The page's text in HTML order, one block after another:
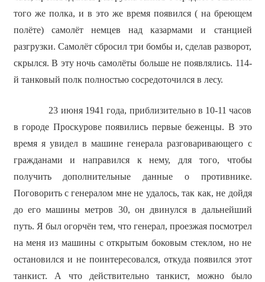
того же полка, и в это же время появился ( на бреющем
полёте) самолёт немцев над казармами и станцией
разгрузки. Самолёт сбросил три бомбы и, сделав разворот,
скрылся. В эту ночь самолёты больше не появлялись. 114-
й танковый полк полностью сосредоточился в лесу.
23 июня 1941 года, приблизительно в 10-11 часов
в городе Проскурове появились первые беженцы. В это
время я увидел в машине генерала разговаривающего с
гражданами и направился к нему, для того, чтобы
получить дополнительные данные о противнике.
Поговорить с генералом мне не удалось, так как, не дойдя
до его машины метров 30, он двинулся в дальнейший
путь. Я был огорчён тем, что генерал, проезжая посмотрел
на меня из машины с открытым боковым стеклом, но не
остановился и не поинтересовался, откуда появился этот
танкист. А что действительно танкист, можно было